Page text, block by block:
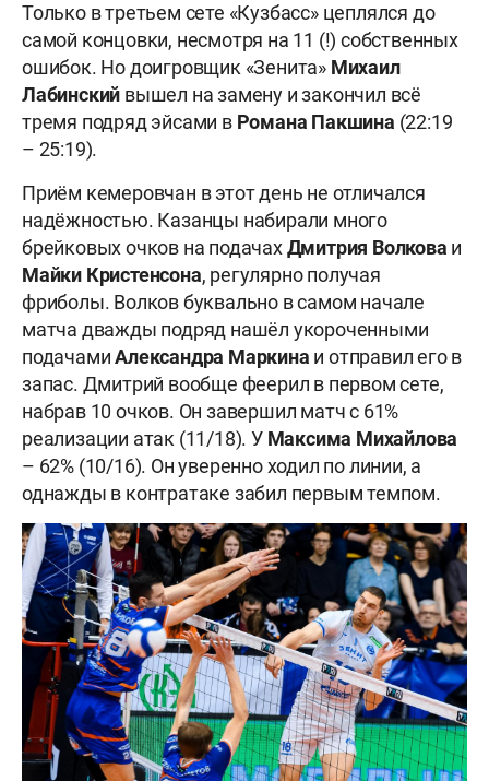
Только в третьем сете «Кузбасс» цеплялся до
самой концовки, несмотря на 11 (!) собственных
ошибок. Но доигровщик «Зенита» Михаил
Лабинский вышел на замену и закончил всё
тремя подряд эйсами в Романа Пакшина (22:19
– 25:19).
Приём кемеровчан в этот день не отличался
надёжностью. Казанцы набирали много
брейковых очков на подачахДмитрия Волкова и
Майки Кристенсона, регулярно получая
фриболы. Волков буквально в самом начале
матча дважды подряд нашёл укороченными
подачамиАлександра Маркина и отправил его в
запас. Дмитрий вообще феерил в первом сете,
набрав 10 очков. Он завершил матч с 61%
реализации атак (11/18). У Максима Михайлова
– 62% (10/16). Он уверенно ходил по линии, а
однажды в контратаке забил первым темпом.